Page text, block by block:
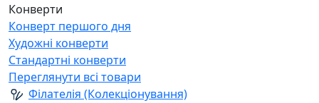
Конверти
Конверт першого дня
Художні конверти
Стандартні конверти
Переглянути всі товари
Філателія (Колекціонування)